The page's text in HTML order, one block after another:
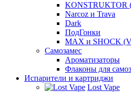
KONSTRUKTOR
Narcoz и Trava
Dark
ПодГонки
MAX и SHOCK
Самозамес
Ароматизаторы
Флаконы для
Испарители и картриджи
Lost Vape